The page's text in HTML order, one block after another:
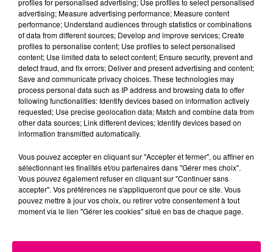
23 juillet 2026
Violent incendie au nord de Toulouse
advertising; Measure advertising performance; Measure content
performance; Understand audiences through statistics or combinations
of data from different sources; Develop and improve services; Create
profiles to personalise content; Use profiles to select personalised
content; Use limited data to select content; Ensure security, prevent and
detect fraud, and fix errors; Deliver and present advertising and content;
Save and communicate privacy choices. These technologies may
process personal data such as IP address and browsing data to offer
following functionalities: Identify devices based on information actively
requested; Use precise geolocation data; Match and combine data from
other data sources; Link different devices; Identify devices based on
information transmitted automatically.
Vous pouvez accepter en cliquant sur "Accepter et fermer", ou affiner en
sélectionnant les finalités et/ou partenaires dans "Gérer mes choix".
Vous pouvez également refuser en cliquant sur "Continuer sans
accepter". Vos préférences ne s'appliqueront que pour ce site. Vous
pouvez mettre à jour vos choix, ou retirer votre consentement à tout
moment via le lien "Gérer les cookies" situé en bas de chaque page.